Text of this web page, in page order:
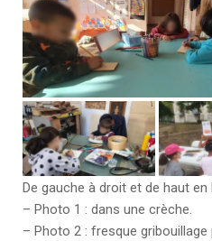
De gauche à droit et de haut en
– Photo 1 : dans une crèche.
– Photo 2 : fresque